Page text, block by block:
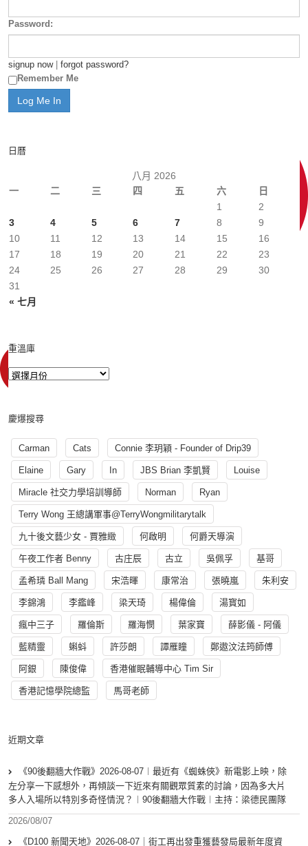
Password:
signup now| forgot password?
Remember Me
日曆
八月 2026
一
二 三 四 五 六 日
« 七月
1
2
3
4 5 6 7 8
9
10
11 12 13 14 15
16
17
18 19 20 21 22
23
24
25 26 27 28 29
30
31
重溫庫
慶爆搜尋
Carman Cats Connie 李玥穎 - Founder of Drip39
Elaine Gary In JBS Brian 李凱賢 Louise
Miracle 社交力學培訓導師 Norman Ryan
Terry Wong 王總講軍事@TerryWongmilitarytalk
九十後文藝少女 - 賈雅緻 何啟明 何爵天導演
午夜工作者 Benny 古庄辰 古立 吳佩孚 基哥
孟希璘 Ball Mang 宋浩暉 康常治 張曉嵐 朱利安
李錦鴻 李鑑峰 梁天琦 楊偉倫 湯寳如
瘋中三子 羅倫斯 羅海憫 葉家寶 薛影儀 - 阿儀
藍精靈 蝌蚪 許莎朗 譚雁瞳 鄭遨汶法筠師傅
阿銀 陳俊偉 香港催眠輔導中心 Tim Sir
香港記憶學院總監 馬哥老師
近期文章
《90後翻牆大作戰》2026-08-07︱最近有《蜘蛛俠》新電影上映，除
左分享一下感想外，再傾談一下近來有關觀眾質素的討論，因為多大片
多人入場所以特別多奇怪情況？︱90後翻牆大作戰︱主持：梁德民團隊
2026/08/07
《D100 新聞天地》2026-08-07｜街工再出發重獲藝發局最新年度資